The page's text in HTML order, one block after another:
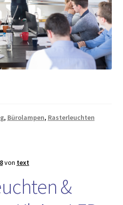
, Bürolampen, Rasterleuchten
von text
&